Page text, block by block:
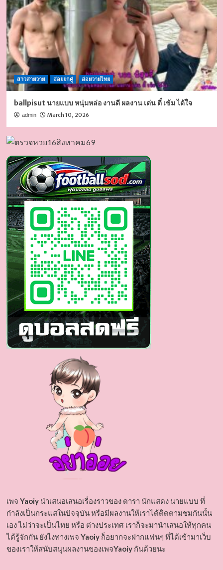
สาวสายวาย อ่อยยกคู่ อ่อยวายไทย
ballpisut นายแบบ หนุ่มหล่อ งานดี ผลงาน เด่น ตี๋ เข้ม ได้ใจ
admin March 10, 2026
เพจ Yaoiyนำเสนอเสนอเรื่องราวของ ดารา นักแสดง นายแบบ ที่
กำลังเป็นกระแสในปัจจุบัน หรือมีผลงานให้เราได้ติดตามชมกันนั้น
เอง ไม่ว่าจะเป็นไทย หรือ ต่างประเทศ เราก็จะมานำเสนอให้ทุกคน
ได้รู้จักกัน ยังไงทางเพจ Yaoiyก็อยากจะฝากแฟนๆ ที่ได้เข้ามาเว็บ
ของเราให้สนับสนุนผลงานของเพจYaoiyกันด้วยนะ